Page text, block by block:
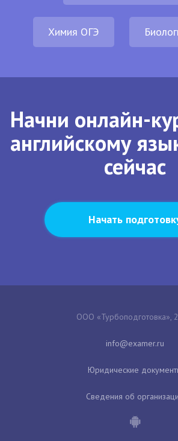
Химия ОГЭ
Начни онлайн-
английскому
сейчас
Начать
ООО «Турбоподготовка»,
Юридические
Сведения об